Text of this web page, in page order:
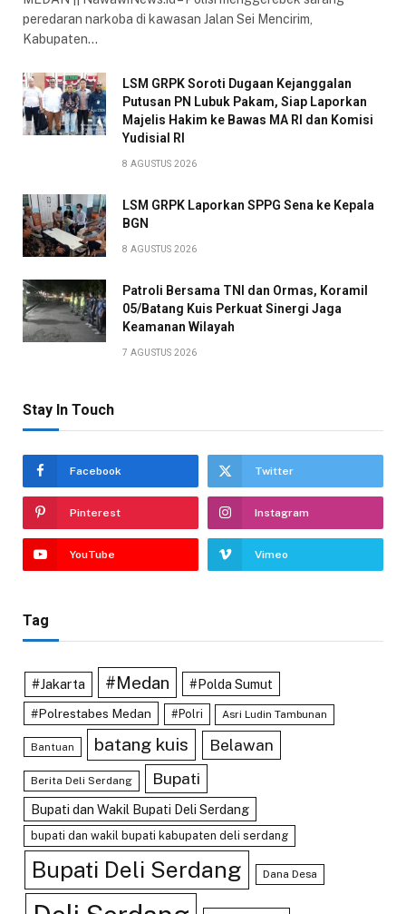
peredaran narkoba di kawasan Jalan Sei Mencirim,
Kabupaten…
LSM GRPK Soroti Dugaan Kejanggalan
Putusan PN Lubuk Pakam, Siap Laporkan
Majelis Hakim ke Bawas MA RI dan Komisi
Yudisial RI
8 AGUSTUS 2026
LSM GRPK Laporkan SPPG Sena ke Kepala
BGN
8 AGUSTUS 2026
Patroli Bersama TNI dan Ormas, Koramil
05/Batang Kuis Perkuat Sinergi Jaga
Keamanan Wilayah
7 AGUSTUS 2026
Stay In Touch
Facebook Twitter
Pinterest Instagram
YouTube Vimeo
Tag
#Jakarta #Medan #Polda Sumut
#Polrestabes Medan #Polri Asri Ludin Tambunan
Bantuan batang kuis Belawan
Berita Deli Serdang Bupati
Bupati dan Wakil Bupati Deli Serdang
bupati dan wakil bupati kabupaten deli serdang
Bupati Deli Serdang Dana Desa